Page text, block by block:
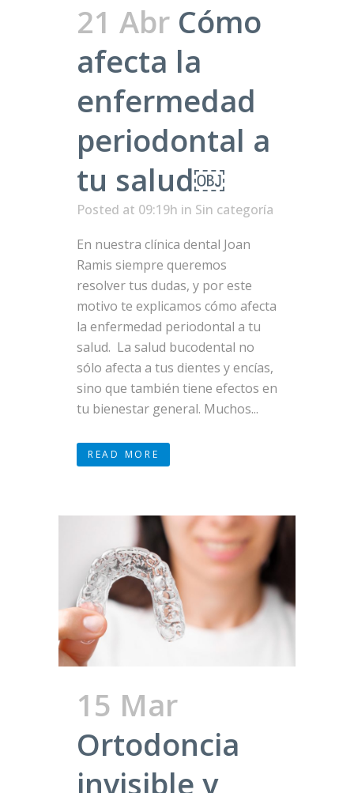
21 Abr Cómo
afecta la
enfermedad
periodontal a
tu salud￼
Posted at 09:19h in Sin categoría
En nuestra clínica dental Joan
Ramis siempre queremos
resolver tus dudas, y por este
motivo te explicamos cómo afecta
la enfermedad periodontal a tu
salud. La salud bucodental no
sólo afecta a tus dientes y encías,
sino que también tiene efectos en
tu bienestar general. Muchos...
READ MORE
15 Mar
Ortodoncia
invisible y